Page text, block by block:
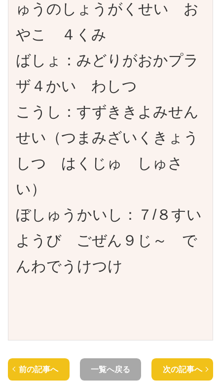
ゅうのしょうがくせい お
やこ ４くみ
ばしょ：みどりがおかプラ
ザ４かい わしつ
こうし：すずききよみせん
せい（つまみざいくきょう
しつ はくじゅ しゅさ
い）
ぼしゅうかいし：７/８すい
ようび ごぜん９じ～ で
んわでうけつけ
前の記事へ 一覧へ戻る 次の記事へ